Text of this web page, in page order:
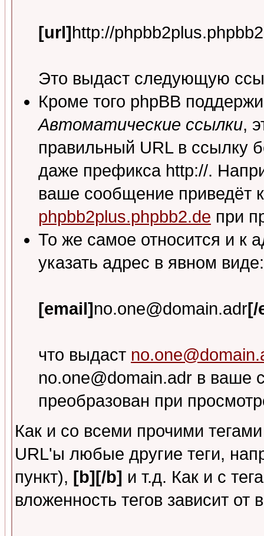
[url]http://
Это выдаст следующую
Кроме того phpBB
Автоматические ссылки,
правильный URL в ссылку
даже префикса http://.
ваше сообщение приведёт
phpbb2plus.phpbb2.de при
То же самое относится и к
указать адрес в явном виде:
[email]no.one@domain.adr[/
что выдаст
no.one@domain.adr в ваше
преобразован при
Как и со всеми прочими
URL'ы любые другие теги,
пункт), [b][/b] и т.д. Как и с
вложенность тегов зависит от